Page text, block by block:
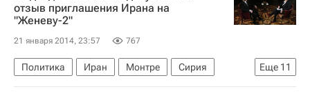
отзыв приглашения Ирана на
"Женеву-2"
21 января 2014, 23:57 767
Еще 11
Политика Иран Монтре
Сирия
Женева (город)
Во (кантон)
Азия